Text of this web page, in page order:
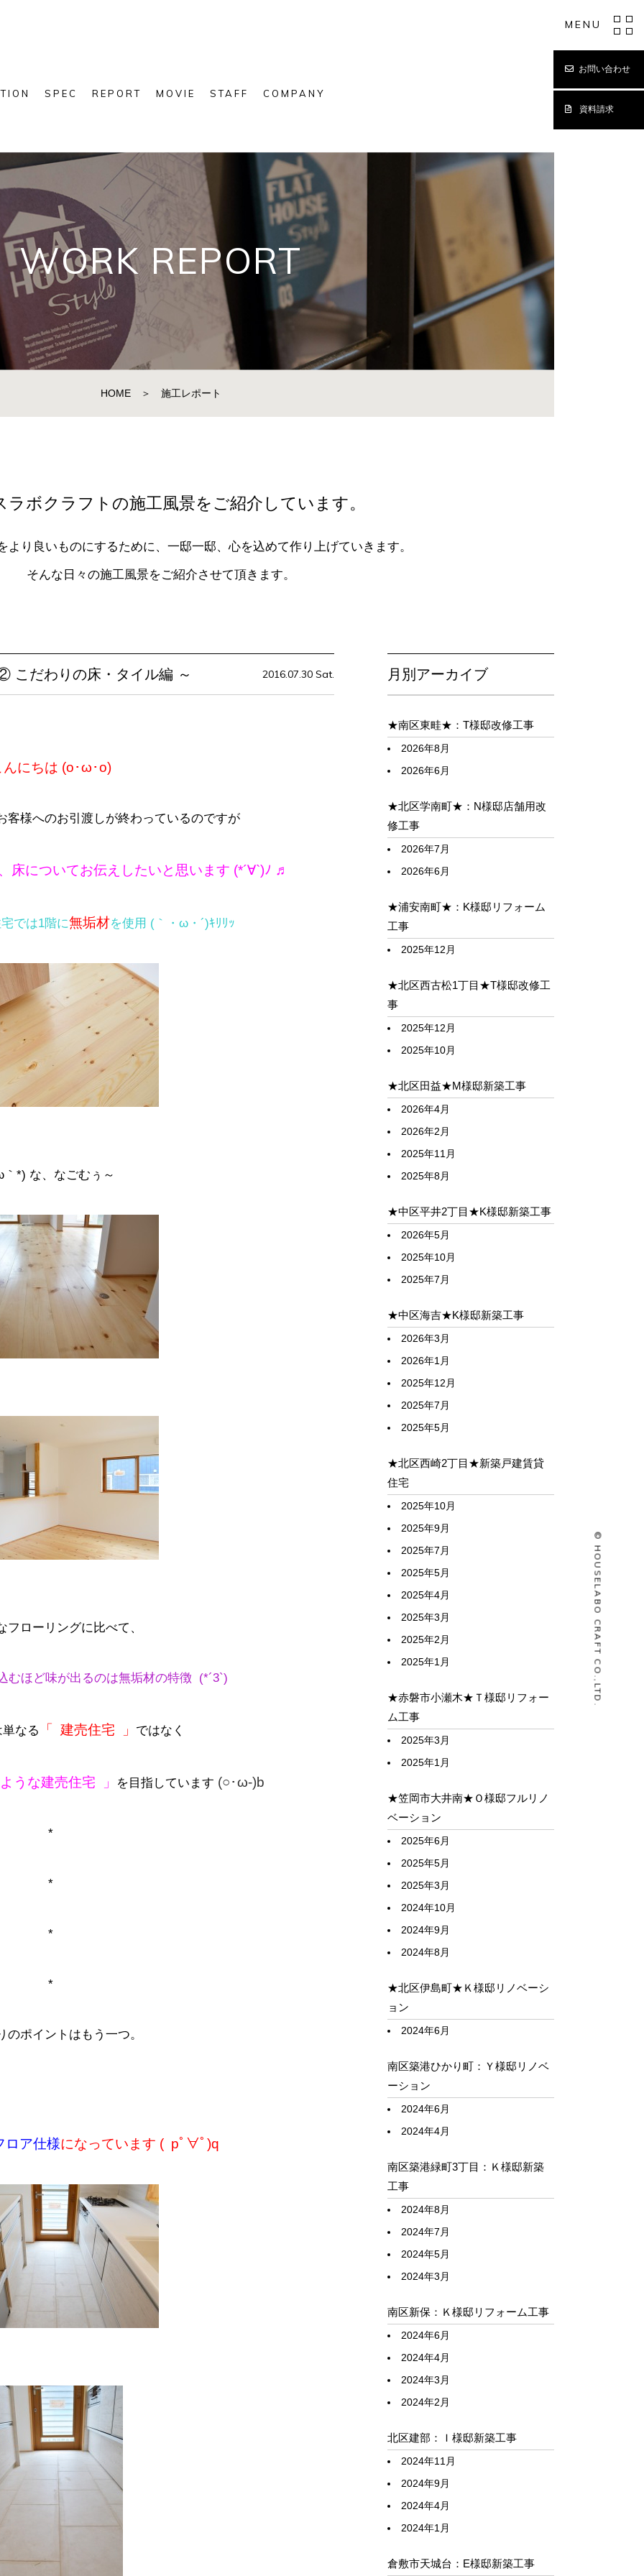
SPEC REPORT MOVIE STAFF COMPANY
MENU
お問い合わせ
資料請求
WORK REPORT
HOME ＞ 施工レポート
ラボクラフトの施工風景をご紹介しています。
より良いものにするために、一邸一邸、心を込めて作り上げていきます。
そんな日々の施工風景をご紹介させて頂きます。
こだわりの床・タイル編 ～ 2016.07.30 Sat.
んにちは (о･ω･о)
客様へのお引渡しが終わっているのですが
床についてお伝えしたいと思います (*´∀`)ﾉ ♬
では1階に無垢材を使用 (｀・ω・´)ｷﾘﾘｯ
｀*) な、なごむぅ～
フローリングに比べて、
むほど味が出るのは無垢材の特徴 (*´3`)
なる 「 建売住宅 」 ではなく
うな建売住宅 」 を目指しています (○･ω-)b
*
*
*
*
のポイントはもう一つ。
ロア仕様になっています ( pﾟ∀ﾟ)q
月別アーカイブ
★南区東畦★：T様邸改修工事
2026年8月
2026年6月
★北区学南町★：N様邸店舗用改
修工事
2026年7月
2026年6月
★浦安南町★：K様邸リフォーム
工事
2025年12月
★北区西古松1丁目★T様邸改修工
事
2025年12月
2025年10月
★北区田益★M様邸新築工事
2026年4月
2026年2月
2025年11月
2025年8月
★中区平井2丁目★K様邸新築工事
2026年5月
2025年10月
2025年7月
★中区海吉★K様邸新築工事
2026年3月
2026年1月
2025年12月
2025年7月
2025年5月
★北区西崎2丁目★新築戸建賃貸
住宅
2025年10月
2025年9月
2025年7月
2025年5月
2025年4月
2025年3月
2025年2月
2025年1月
★赤磐市小瀬木★Ｔ様邸リフォー
ム工事
2025年3月
2025年1月
★笠岡市大井南★Ｏ様邸フルリノ
ベーション
2025年6月
2025年5月
2025年3月
2024年10月
2024年9月
2024年8月
★北区伊島町★Ｋ様邸リノベーシ
ョン
2024年6月
南区築港ひかり町：Ｙ様邸リノベ
ーション
2024年6月
2024年4月
南区築港緑町3丁目：Ｋ様邸新築
工事
2024年8月
2024年7月
2024年5月
2024年3月
南区新保：Ｋ様邸リフォーム工事
2024年6月
2024年4月
2024年3月
2024年2月
北区建部：Ｉ様邸新築工事
2024年11月
2024年9月
2024年4月
2024年1月
倉敷市天城台：E様邸新築工事
© HOUSELABO CRAFT CO.,LTD.